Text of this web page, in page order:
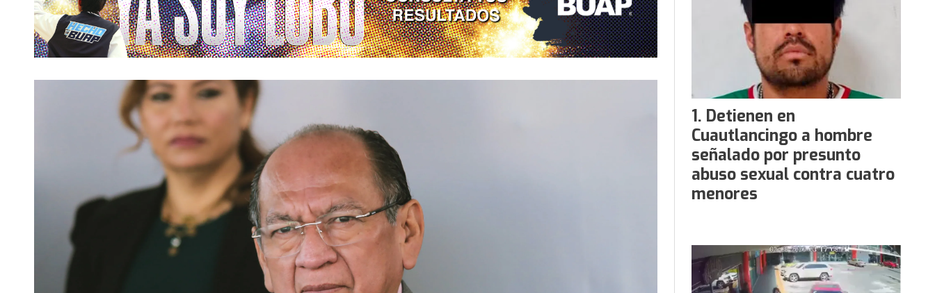
Detienen en
Cuautlancingo a hombre
señalado por presunto
abuso sexual contra cuatro
menores